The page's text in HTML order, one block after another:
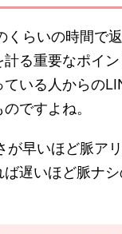
くらいの時間で
る重要なポイン
ている人からの
ですよね。
が早いほど脈ア
遅いほど脈ナ